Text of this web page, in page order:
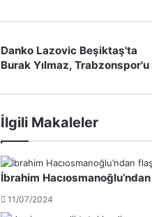
D
a
k
o
v
i
c
Danko Lazovic Beşiktaş'ta
B
r
l
m
a
z
Burak Yılmaz,
İlgili Makaleler
İbrahim
11/07/2024